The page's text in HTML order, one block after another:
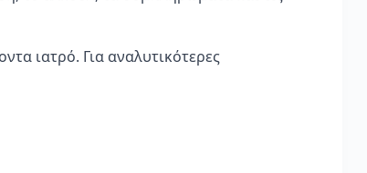
ιατρό. Για αναλυτικότερες